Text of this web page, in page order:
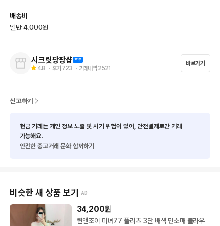
편안하게 착용하기 좋아요
입으면 더 우아하고 럭셔리한 무드의 예쁜 롱 블라우스입니다
사이즈 free
*브랜드의 좋은 상품 저렴히 판매합니다
출시년도. 실가격 질문 안받으니 양해 부탁드려요
*폰사진으로 색상이 실제보다 고르지 못하거나 약간씩 진하고 연
하게 보여질수 있습니다
*사람마다 체형과 스타일이 달라 착샷과 스펙 질문 안받습니다
*위에 고지한 내용포함 모든 제품은                 반품.교환.환불 없
으니 꼭 신중한 구매 부탁드립니다
배송비
일반 4,000원
시크릿팡팡샵
4.8 ・ 후기 723 ・ 거래내역 2521
바로가기
신고하기
현금 거래는 개인 정보 노출 및 사기 위험이 있어, 안전결제로만 거래
가능해요.
안전한 중고거래 문화 함께하기
비슷한 새 상품 보기 AD
34,200원
퀸앤조이 미녀77 플리츠 3단 배색 민소매 블라우